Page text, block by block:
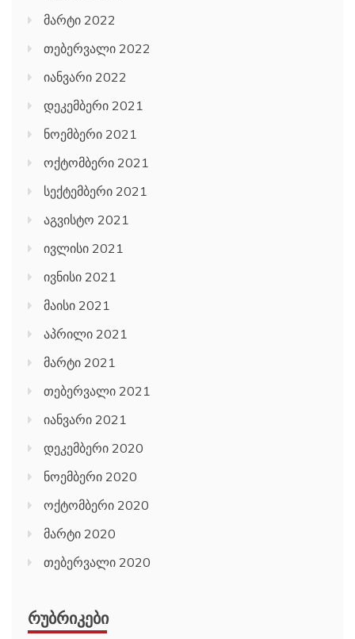
მარტი 2022
თებერვალი 2022
იანვარი 2022
დეკემბერი 2021
ნოემბერი 2021
ოქტომბერი 2021
სექტემბერი 2021
აგვისტო 2021
ივლისი 2021
ივნისი 2021
მაისი 2021
აპრილი 2021
მარტი 2021
თებერვალი 2021
იანვარი 2021
დეკემბერი 2020
ნოემბერი 2020
ოქტომბერი 2020
მარტი 2020
თებერვალი 2020
ᲠᲣᲑᲠᲘᲙᲔᲑᲘ